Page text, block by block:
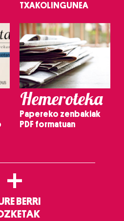
TXAKOLINGUNEA
Hemeroteka
Papereko zenbakiak
PDF formatuan
+
BERRI